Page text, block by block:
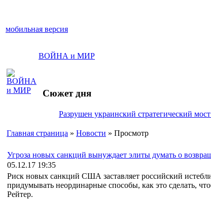
мобильная версия
ВОЙНА и МИР
Сюжет дня
Разрушен украинский стратегический
Главная страница » Новости » Просмотр
Угроза новых санкций вынуждает элиты думать о
05.12.17 19:35
Риск новых санкций США заставляет российский
придумывать неординарные способы, как это сделать,
Рейтер.